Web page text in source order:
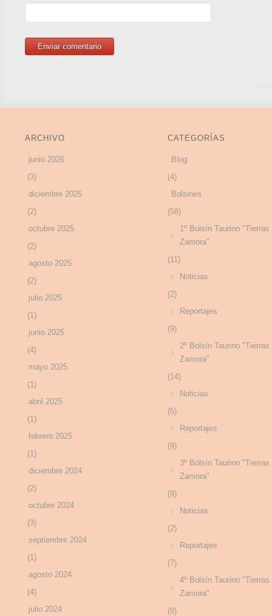
ARCHIVO
junio 2026
(3)
diciembre 2025
(2)
octubre 2025
(2)
agosto 2025
(2)
julio 2025
(1)
junio 2025
(4)
mayo 2025
(1)
abril 2025
(1)
febrero 2025
(1)
diciembre 2024
(2)
octubre 2024
(3)
septiembre 2024
(1)
agosto 2024
(4)
julio 2024
CATEGORÍAS
Blog
(4)
Bolsines
(58)
1º Bolsín Taurino "Tierras
Zamora"
(11)
Noticias
(2)
Reportajes
(9)
2º Bolsín Taurino "Tierras
Zamora"
(14)
Noticias
(5)
Reportajes
(9)
3º Bolsín Taurino "Tierras
Zamora"
(9)
Noticias
(2)
Reportajes
(7)
4º Bolsín Taurino "Tierras
Zamora"
(8)